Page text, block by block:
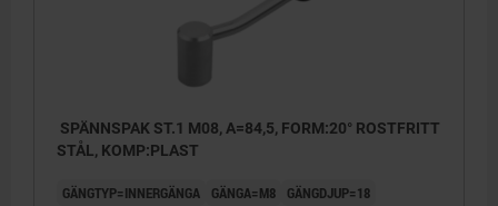
SPÄNNSPAK ST.1 M08, A=84,5, FORM:20° ROSTFRITT
STÅL, KOMP:PLAST
GÄNGTYP=INNERGÄNGA GÄNGA=M8
GÄNGDJUP=18